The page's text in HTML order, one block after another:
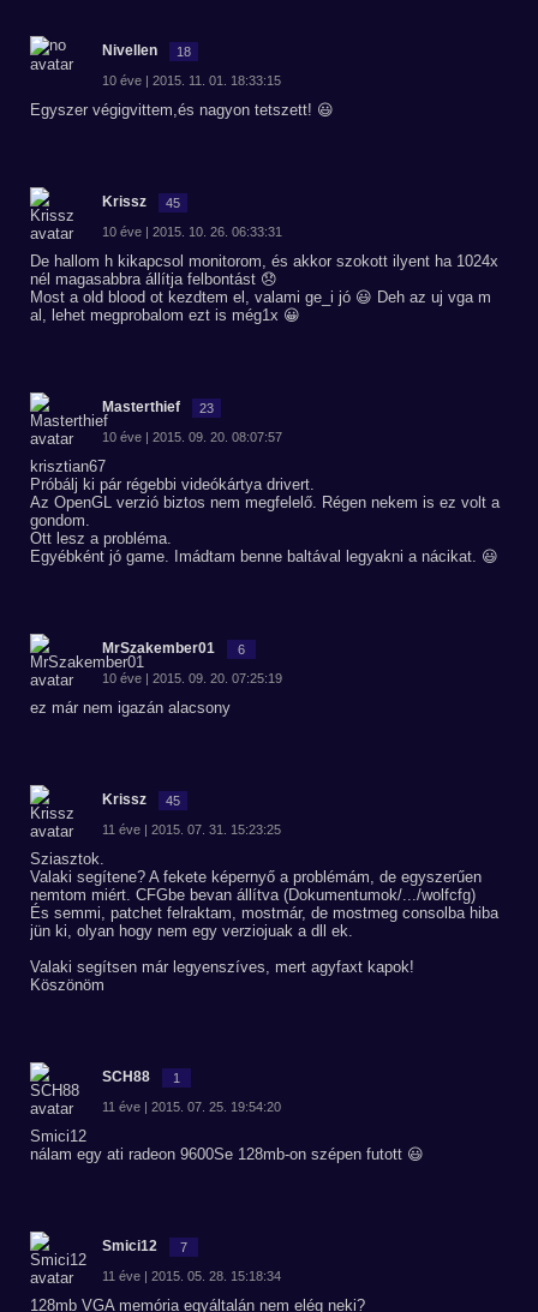
Nivellen 18
10 éve | 2015. 11. 01. 18:33:15
Egyszer végigvittem,és nagyon tetszett! 😃
Krissz 45
10 éve | 2015. 10. 26. 06:33:31
De hallom h kikapcsol monitorom, és akkor szokott ilyent ha 1024x
nél magasabbra állítja felbontást 😞
Most a old blood ot kezdtem el, valami ge_i jó 😃 Deh az uj vga m
al, lehet megprobalom ezt is még1x 😀
Masterthief 23
10 éve | 2015. 09. 20. 08:07:57
krisztian67
Próbálj ki pár régebbi videókártya drivert.
Az OpenGL verzió biztos nem megfelelő. Régen nekem is ez volt a
gondom.
Ott lesz a probléma.
Egyébként jó game. Imádtam benne baltával legyakni a nácikat. 😃
MrSzakember01 6
10 éve | 2015. 09. 20. 07:25:19
ez már nem igazán alacsony
Krissz 45
11 éve | 2015. 07. 31. 15:23:25
Sziasztok.
Valaki segítene? A fekete képernyő a problémám, de egyszerűen
nemtom miért. CFGbe bevan állítva (Dokumentumok/.../wolfcfg)
És semmi, patchet felraktam, mostmár, de mostmeg consolba hiba
jün ki, olyan hogy nem egy verziojuak a dll ek.
Valaki segítsen már legyenszíves, mert agyfaxt kapok!
Köszönöm
SCH88 1
11 éve | 2015. 07. 25. 19:54:20
Smici12
nálam egy ati radeon 9600Se 128mb-on szépen futott 😃
Smici12 7
11 éve | 2015. 05. 28. 15:18:34
128mb VGA memória egyáltalán nem elég neki?